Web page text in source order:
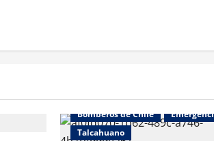
Bomberos de Chile
Talcahuano